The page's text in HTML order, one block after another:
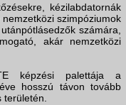
kézilabdatornák
szimpóziumok
számára,
akár nemzetközi
képzési palettája a
hosszú távon tovább
területén.